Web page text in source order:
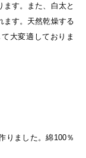
す。また、白太と
ます。天然乾燥する
大変適しておりま
りました。綿100％